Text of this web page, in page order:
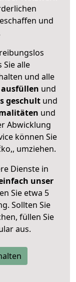
und
Sie alle
und alle
ausfüllen und
geschult und
und
Abwicklung
können Sie
umziehen.
Dienste in
unser
Sie etwa 5
Sollten Sie
füllen Sie
aus.